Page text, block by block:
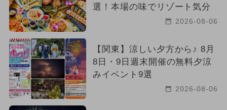
選！本場の味でリゾート気分
2026-08-06
【関東】涼しい夕方から♪ 8月
8日・9日週末開催の無料夕涼
みイベント9選
2026-08-06